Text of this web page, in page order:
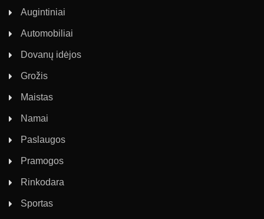
Augintiniai
Automobiliai
Dovanų idėjos
Grožis
Maistas
Namai
Paslaugos
Pramogos
Rinkodara
Sportas